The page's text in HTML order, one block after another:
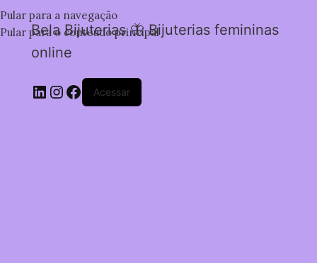
Pular para a navegação
Pular para o conteúdo principal
Bela Bijuterias 🦋 Bijuterias femininas
online
Acessar